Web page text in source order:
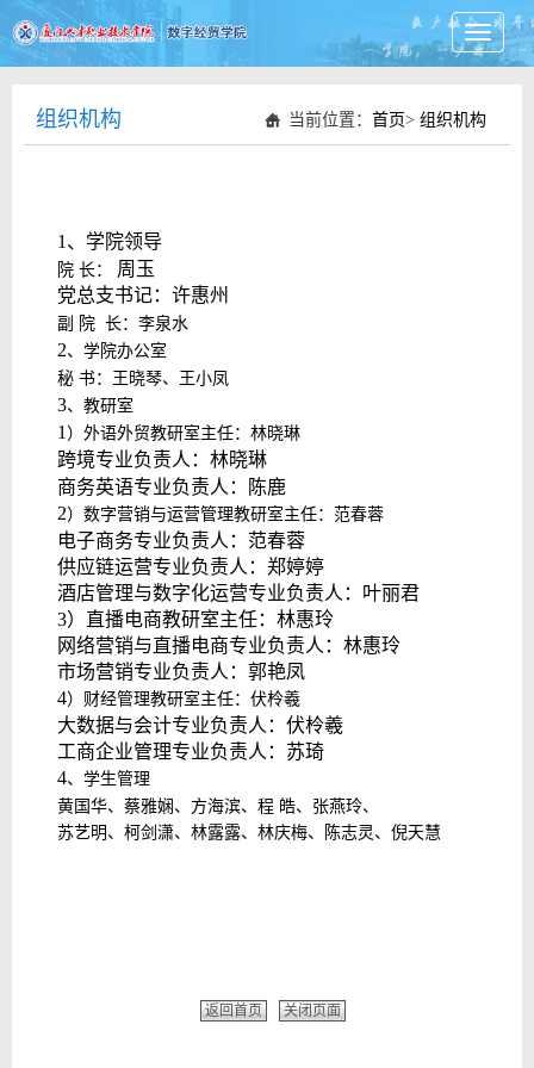
Toggle
组织机构 当前位置： 首页> 组织机构
1 、学院领导
院 长：
周玉
党总支书记：许惠州
副 院 长：李泉水
2、学院办公室
秘 书：王晓琴、王小凤
3、教研室
1 ）外语外贸教研室主任： 林晓琳
跨境专业负责人：林晓琳
商务英语专业负责人：陈鹿
2）数字营销与运营管理教研室主任：范春蓉
电子商务专业负责人： 范春蓉
供应链运营专业负责人：郑婷婷
酒店管理与数字化运营专业负责人：叶丽君
3）直播电商教研室主任：林惠玲
网络营销与直播电商专业负责人：林惠玲
市场营销专业负责人：郭艳凤
4）财经管理教研室主任：伏柃羲
大数据与会计专业负责人： 伏柃羲
工商企业管理专业负责人：苏琦
4、学生管理
黄国华、蔡雅娴、 方海滨、 程 皓、张燕玲、
苏艺明、柯剑潇、林露露、林庆梅、陈志灵、 倪天慧
返回首页 关闭页面